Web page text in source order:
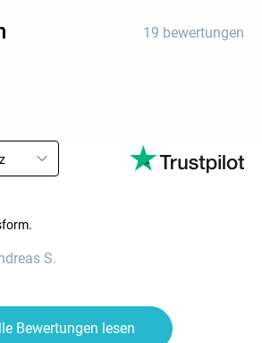
19 bewertungen
S.
Bewertungen lesen